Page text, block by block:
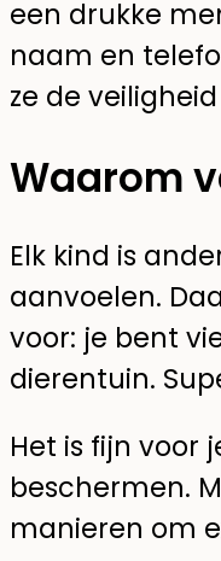
een drukke
naam en
ze de
Waarom
Elk kind is
aanvoelen.
voor: je bent
dierentuin.
Het is fijn voor
beschermen.
manieren om